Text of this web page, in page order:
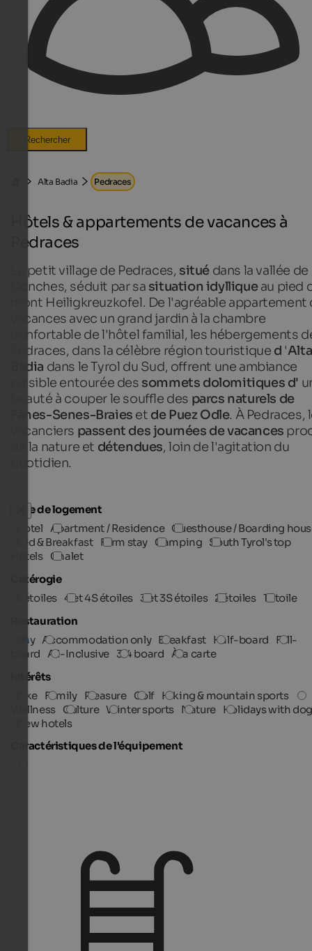
Rechercher
Alta Badia Pedraces
Hôtels & appartements de vacances à
Pedraces
Le petit village de Pedraces, situé dans la vallée de
Conches, séduit par sa situation idylliqueau pied
mont Heiligkreuzkofel. De l'agréable appartement
vacances avec un grand jardin à la chambre
confortable de l'hôtel familial, les hébergements
Pedraces, dans la célèbre région touristique d 'Alta
Badia dans le Tyrol du Sud, offrent une ambiance
paisible entourée des sommets dolomitiques d'
beauté à couper le souffle des parcs naturels de
Fanes-Senes-Braies et de Puez Odle. À Pedraces,
vacanciers passent des journées de vacances
de la nature et détendues, loin de l'agitation du
quotidien.
Type de logement
Hotel Apartment / Residence Guesthouse / Boarding
Bed & Breakfast Farm stay Camping South Tyrol's top
Hotels Chalet
Catérogie
5 étoiles 4 et 4S étoiles 3 et 3S étoiles 2 étoiles 1 étoile
Restauration
Any Accommodation only Breakfast Half-board
Full-
board All-Inclusive 3/4 board À la carte
Intérêts
Bike Family Pleasure Golf Hiking & mountain sports
Wellness Culture Winter sports Nature Holidays with
New hotels
Caractéristiques de l'équipement